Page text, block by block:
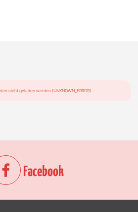
nicht geladen werden (UNKNOWN_ERROR)
Facebook